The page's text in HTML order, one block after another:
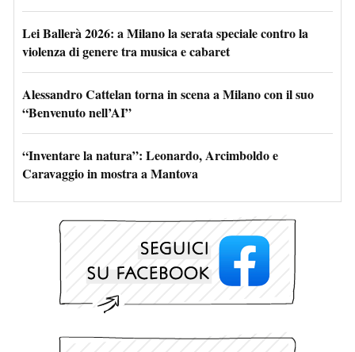
Lei Ballerà 2026: a Milano la serata speciale contro la
violenza di genere tra musica e cabaret
Alessandro Cattelan torna in scena a Milano con il suo
“Benvenuto nell’AI”
“Inventare la natura”: Leonardo, Arcimboldo e
Caravaggio in mostra a Mantova